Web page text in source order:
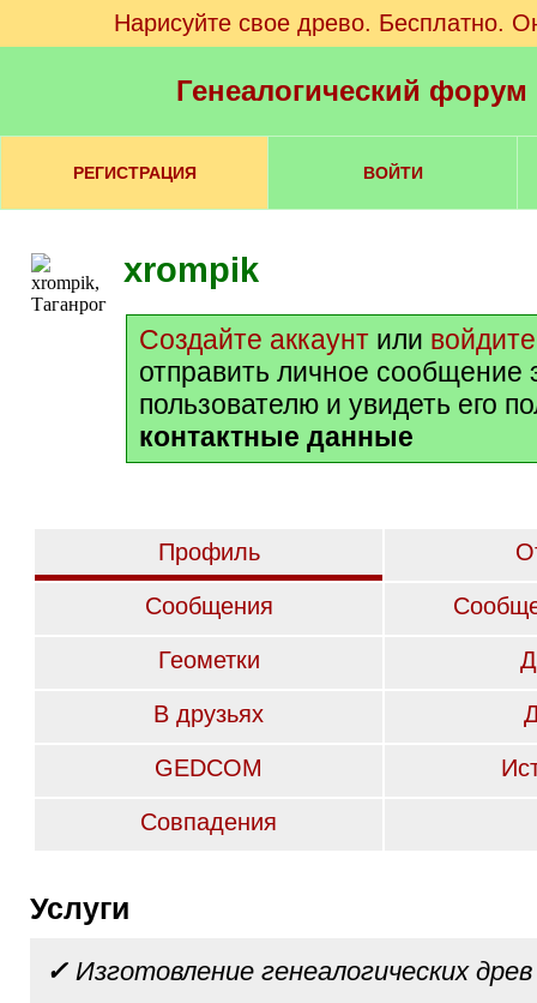
Нарисуйте свое древо. Бесплатно.
Генеалогический
РЕГИСТРАЦИЯ ВОЙТИ
xrompik
Создайте аккаунт или войдите
отправить личное сообщение
пользователю и увидеть его
контактные данные
Профиль
Сообщения
Геометки
В друзьях
GEDCOM
Совпадения
Услуги
✓ Изготовление генеалогических древ